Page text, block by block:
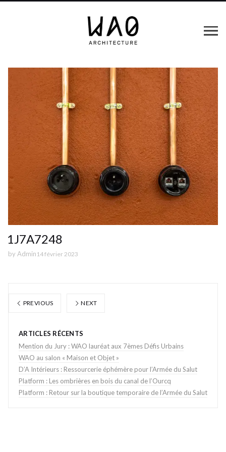
1J7A7248
by Admin 14 février 2023
PREVIOUS NEXT
ARTICLES RÉCENTS
Mention du Jury : WAO lauréat aux 7èmes Défis Urbains
WAO au salon « Maison et Objet »
D’A Intérieurs : Ressourcerie éphémère pour l’Armée du Salut
Platform : Les ombrières en bois du canal de l’Ourcq
Platform : Retour sur la boutique temporaire de l’Armée du Salut